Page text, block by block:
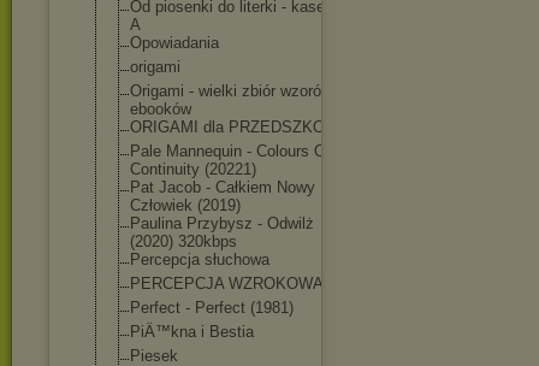
Od piosenki do literki - kaseta
A
Opowiadania
origami
Origami - wielki zbiór wzorów i
ebooków
ORIGAMI dla PRZEDSZKOLA
Pale Mannequin - Colours Of
Continuity (20221)
Pat Jacob - Całkiem Nowy
Człowiek (2019)
Paulina Przybysz - Odwilż
(2020) 320kbps
Percepcja słuchowa
PERCEPCJA WZROKOWA
Perfect - Perfect (1981)
PiÄ™kna i Bestia
Piesek